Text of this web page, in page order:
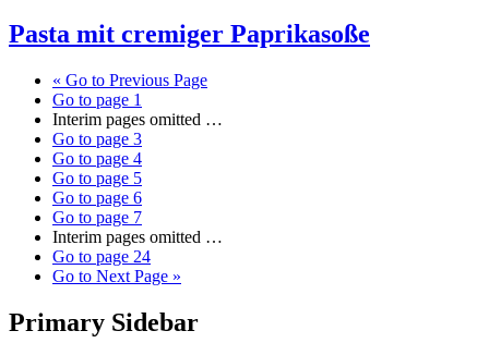
Pasta mit cremiger Paprikasoße
« Go to Previous Page
Go to page 1
Interim pages omitted …
Go to page 3
Go to page 4
Go to page 5
Go to page 6
Go to page 7
Interim pages omitted …
Go to page 24
Go to Next Page »
Primary Sidebar